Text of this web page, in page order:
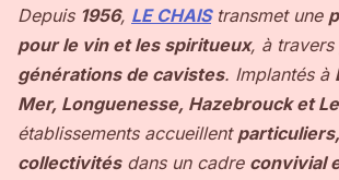
Depuis 1956, LE CHAIStransmet une
pour le vin et les spiritueux, à travers
générations de cavistes. Implantés à
Mer, Longuenesse, Hazebrouck et
établissements accueillent
collectivitésdans un cadre convivial